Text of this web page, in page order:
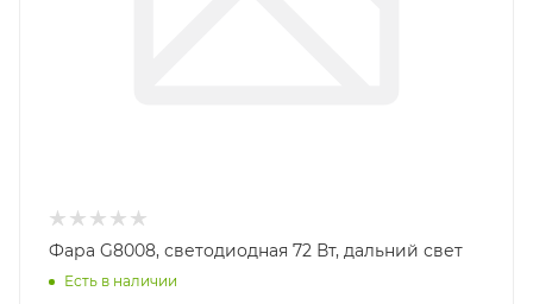
Фара G8008, светодиодная 72 Вт, дальний свет
Есть в наличии